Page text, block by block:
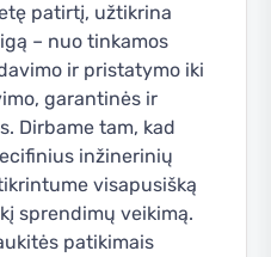
patirtį, užtikrina
– nuo tinkamos
ir pristatymo iki
garantinės ir
Dirbame tam, kad
inžinerinių
visapusišką
sprendimų veikimą.
patikimais